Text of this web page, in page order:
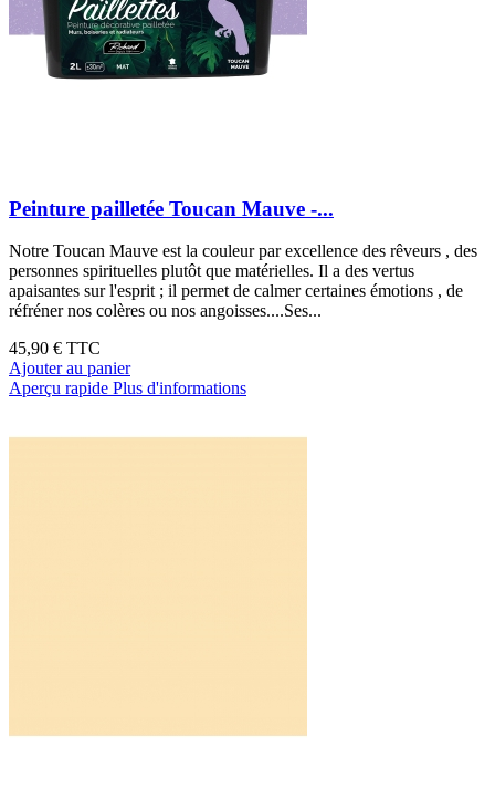
Peinture pailletée Toucan Mauve -...
Notre Toucan Mauve est la couleur par excellence des rêveurs , des
personnes spirituelles plutôt que matérielles. Il a des vertus
apaisantes sur l'esprit ; il permet de calmer certaines émotions , de
réfréner nos colères ou nos angoisses....Ses...
45,90 € TTC
Ajouter au panier
Aperçu rapide Plus d'informations